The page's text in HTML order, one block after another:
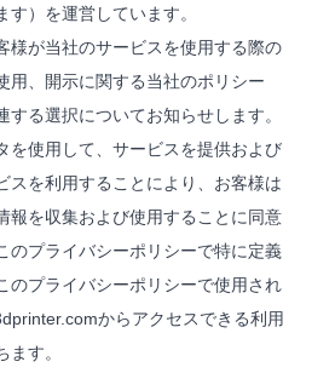
す）を運営しています。
様が当社のサービスを使用する際の
用、開示に関する当社のポリシー
する選択についてお知らせします。
を使用して、サービスを提供および
スを利用することにより、お客様は
報を収集および使用することに同意
のプライバシーポリシーで特に定義
のプライバシーポリシーで使用され
からアクセスできる利用
す。